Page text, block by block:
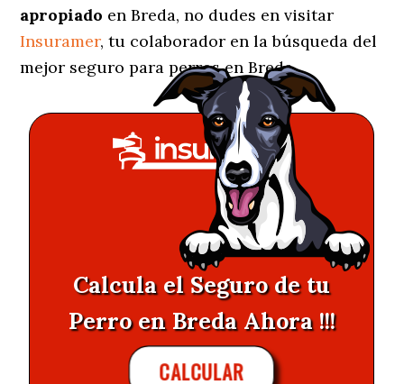
apropiado en Breda, no dudes en visitar
Insuramer, tu colaborador en la búsqueda del
mejor seguro para perros en Breda.
Calcula el Seguro de tu
Perro en Breda Ahora !!!
CALCULAR